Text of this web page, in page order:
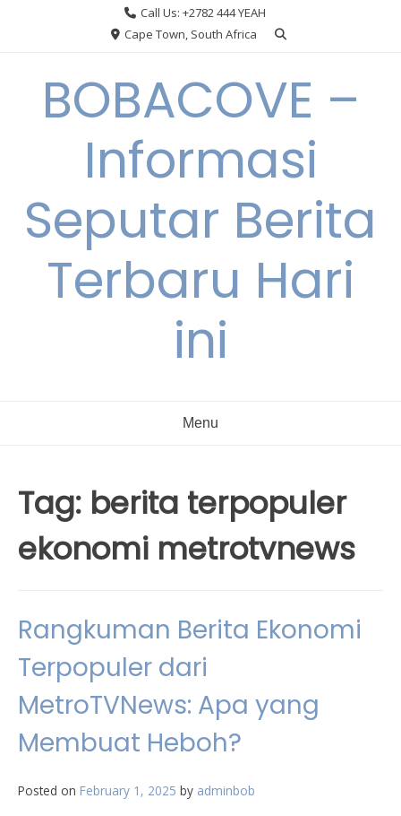
Call Us: +2782 444 YEAH
Cape Town, South Africa
BOBACOVE –
Informasi
Seputar Berita
Terbaru Hari
ini
Menu
Tag: berita terpopuler
ekonomi metrotvnews
Rangkuman Berita Ekonomi
Terpopuler dari
MetroTVNews: Apa yang
Membuat Heboh?
Posted on February 1, 2025 by adminbob